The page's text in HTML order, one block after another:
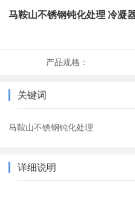
马鞍山不锈钢钝化处理 冷凝
产品规格：
关键词
马鞍山不锈钢钝化处理
详细说明